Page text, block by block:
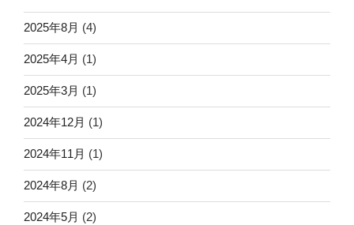
2025年8月 (4)
2025年4月 (1)
2025年3月 (1)
2024年12月 (1)
2024年11月 (1)
2024年8月 (2)
2024年5月 (2)